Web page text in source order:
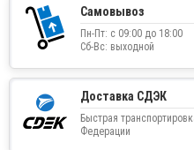
Самовывоз
Пн-Пт: с 09:00 до 18:00
Сб-Вс: выходной
Доставка СДЭК
Быстрая
Федерации